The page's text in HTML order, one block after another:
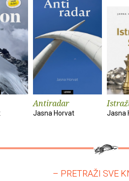
Antiradar
Jasna Horvat Jasna
– PRETRAŽI SVE